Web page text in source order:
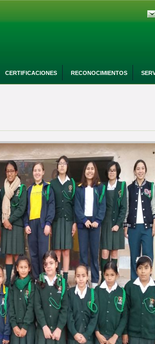
CERTIFICACIONES RECONOCIMIENTOS